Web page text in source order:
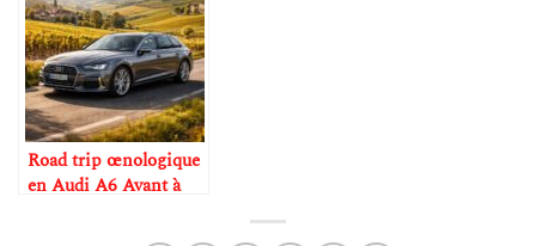
Road trip œnologique
en Audi A6 Avant à